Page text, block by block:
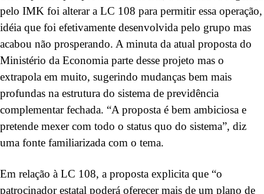
pelo IMK foi alterar a LC 108 para permitir essa operação,
idéia que foi efetivamente desenvolvida pelo grupo mas
acabou não prosperando. A minuta da atual proposta do
Ministério da Economia parte desse projeto mas o
extrapola em muito, sugerindo mudanças bem mais
profundas na estrutura do sistema de previdência
complementar fechada. “A proposta é bem ambiciosa e
pretende mexer com todo o status quo do sistema”, diz
uma fonte familiarizada com o tema.
Em relação à LC 108, a proposta explicita que “o
patrocinador estatal poderá oferecer mais de um plano de